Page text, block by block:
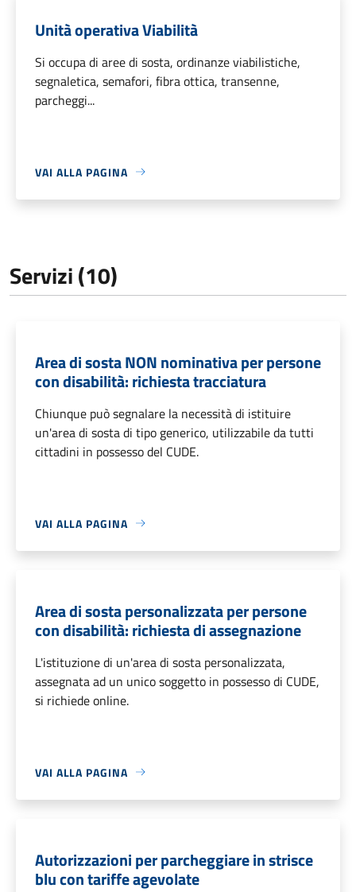
Unità operativa Viabilità
Si occupa di aree di sosta, ordinanze viabilistiche,
segnaletica, semafori, fibra ottica, transenne,
parcheggi...
VAI ALLA PAGINA
Servizi (10)
Area di sosta NON nominativa per persone
con disabilità: richiesta tracciatura
Chiunque può segnalare la necessità di istituire
un'area di sosta di tipo generico, utilizzabile da tutti
cittadini in possesso del CUDE.
VAI ALLA PAGINA
Area di sosta personalizzata per persone
con disabilità: richiesta di assegnazione
L'istituzione di un'area di sosta personalizzata,
assegnata ad un unico soggetto in possesso di CUDE,
si richiede online.
VAI ALLA PAGINA
Autorizzazioni per parcheggiare in strisce
blu con tariffe agevolate